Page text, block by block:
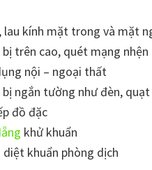
lau kính mặt trong và mặt
trên cao, quét mạng nhện
nội – ngoại thất
bị ngắn tường như đèn,
đồ đặc
khử khuẩn
khuẩn phòng dịch